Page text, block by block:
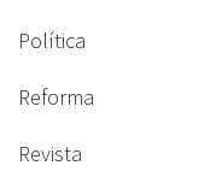
Política
Reforma
Revista